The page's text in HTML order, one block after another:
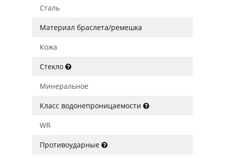
Сталь
Материал браслета/ремешка
Кожа
Стекло
Минеральное
Класс водонепроницаемости
WR
Противоударные